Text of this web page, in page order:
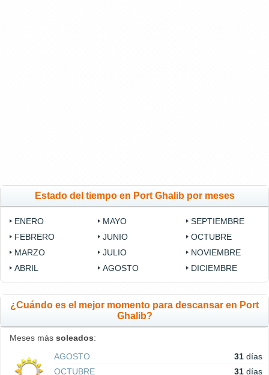
Estado del tiempo en Port Ghalib por meses
ENERO
FEBRERO
MARZO
ABRIL
MAYO
JUNIO
JULIO
AGOSTO
SEPTIEMBRE
OCTUBRE
NOVIEMBRE
DICIEMBRE
¿Cuándo es el mejor momento para descansar en Port
Ghalib?
Meses más soleados:
AGOSTO
31 días
OCTUBRE
31 días